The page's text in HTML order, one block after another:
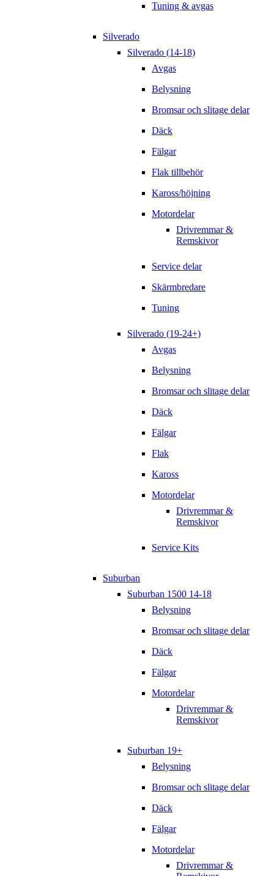
Tuning & avgas
Silverado
Silverado (14-18)
Avgas
Belysning
Bromsar och slitage delar
Däck
Fälgar
Flak tillbehör
Kaross/höjning
Motordelar
Drivremmar &
Remskivor
Service delar
Skärmbredare
Tuning
Silverado (19-24+)
Avgas
Belysning
Bromsar och slitage delar
Däck
Fälgar
Flak
Kaross
Motordelar
Drivremmar &
Remskivor
Service Kits
Suburban
Suburban 1500 14-18
Belysning
Bromsar och slitage delar
Däck
Fälgar
Motordelar
Drivremmar &
Remskivor
Suburban 19+
Belysning
Bromsar och slitage delar
Däck
Fälgar
Motordelar
Drivremmar &